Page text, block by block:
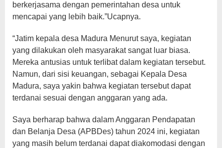
berkerjasama dengan pemerintahan desa untuk
mencapai yang lebih baik.”Ucapnya.
“Jatim kepala desa Madura Menurut saya, kegiatan
yang dilakukan oleh masyarakat sangat luar biasa.
Mereka antusias untuk terlibat dalam kegiatan tersebut.
Namun, dari sisi keuangan, sebagai Kepala Desa
Madura, saya yakin bahwa kegiatan tersebut dapat
terdanai sesuai dengan anggaran yang ada.
Saya berharap bahwa dalam Anggaran Pendapatan
dan Belanja Desa (APBDes) tahun 2024 ini, kegiatan
yang masih belum terdanai dapat diakomodasi dengan